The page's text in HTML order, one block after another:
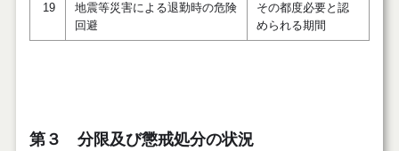
19
地震等災害による退勤時の危険
回避
その都度必要と認
められる期間
第３ 分限及び懲戒処分の状況